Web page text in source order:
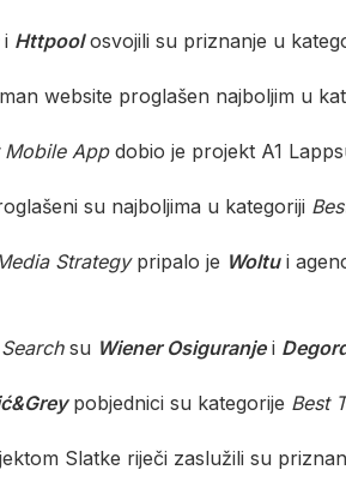
i Httpoolosvojili su priznanje u
website proglašen najboljim u
Mobile Appdobio je projekt A1
su najboljima u kategoriji
Strategypripalo je Woltui
su Wiener Osiguranjei
pobjednici su kategorije Best
Slatke riječi zaslužili su